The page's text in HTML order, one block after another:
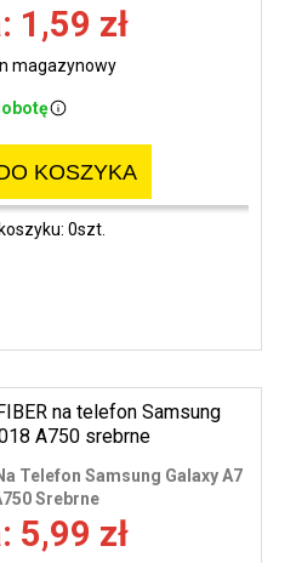
1,59 zł
magazynowy
KOSZYKA
0szt.
Telefon Samsung Galaxy A7
Srebrne
5,99 zł